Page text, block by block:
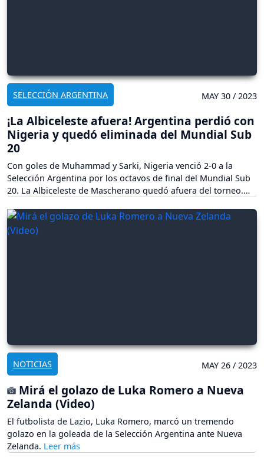
SELECCIÓN ARGENTINA MAY 30 / 2023
¡La Albiceleste afuera! Argentina perdió con
Nigeria y quedó eliminada del Mundial Sub
20
Con goles de Muhammad y Sarki, Nigeria venció 2-0 a la
Selección Argentina por los octavos de final del Mundial Sub
20. La Albiceleste de Mascherano quedó afuera del torneo.
NOTICIAS MAY 26 / 2023
Mirá el golazo de Luka Romero a Nueva
Zelanda (Video)
El futbolista de Lazio, Luka Romero, marcó un tremendo
golazo en la goleada de la Selección Argentina ante Nueva
Zelanda.